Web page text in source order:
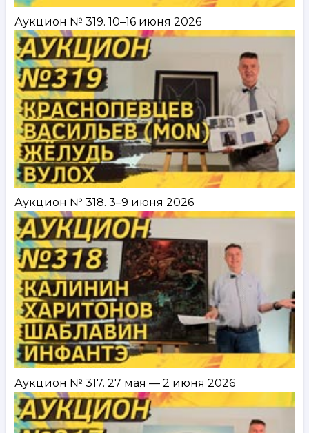
Аукцион № 319. 10–16 июня 2026
Аукцион № 318. 3–9 июня 2026
Аукцион № 317. 27 мая — 2 июня 2026